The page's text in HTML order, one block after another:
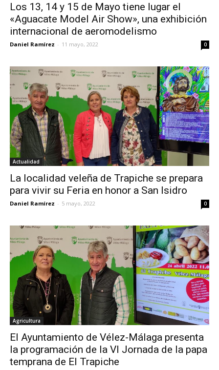
Los 13, 14 y 15 de Mayo tiene lugar el
«Aguacate Model Air Show», una exhibición
internacional de aeromodelismo
Daniel Ramírez - 11 mayo, 2022 0
Actualidad
La localidad veleña de Trapiche se prepara
para vivir su Feria en honor a San Isidro
Daniel Ramírez - 5 mayo, 2022 0
Agricultura
El Ayuntamiento de Vélez-Málaga presenta
la programación de la VI Jornada de la papa
temprana de El Trapiche